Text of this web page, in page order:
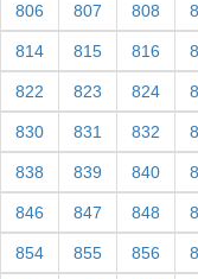
806 807 808
814 815 816
822 823 824
830 831 832
838 839 840
846 847 848
854 855 856